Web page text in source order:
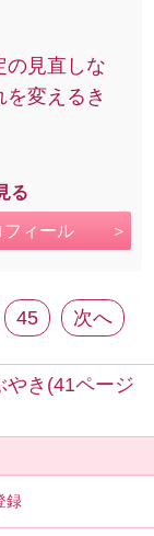
の見直しな
変えるき
る
フィール
45 次へ
やき(41ページ
録